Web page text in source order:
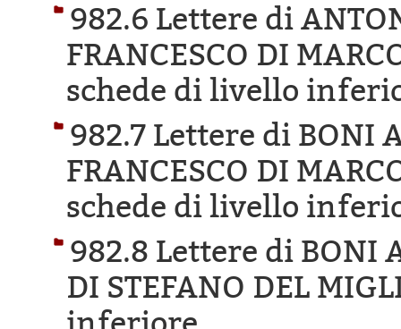
982.6 Lettere di
FRANCESCO DI
schede di livello
982.7 Lettere di BONI
FRANCESCO DI
schede di livello
982.8 Lettere di BONI
DI STEFANO DEL